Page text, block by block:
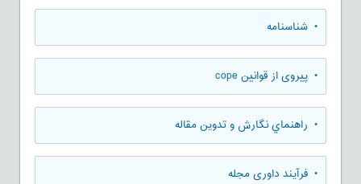
• شناسنامه
• پیروی از قوانین cope
• راهنماي نگارش و تدوين مقاله
• فرآیند داوری مجله